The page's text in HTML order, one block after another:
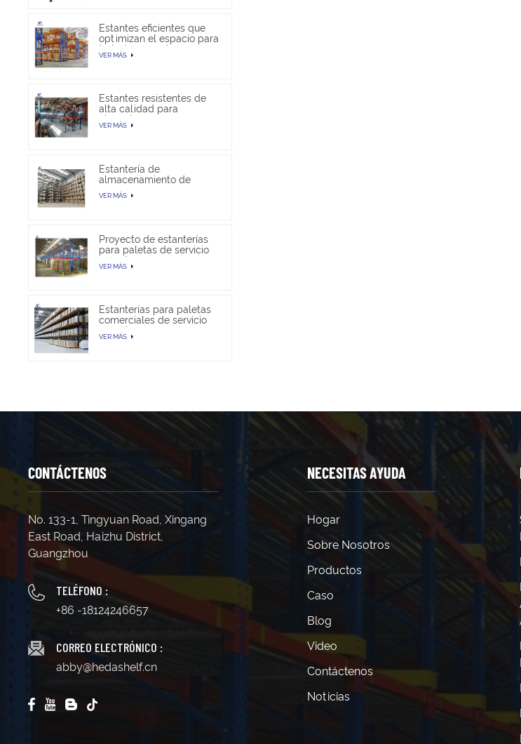
Estantes eficientes que
optimizan el espacio para
trabajos pesados en
almacenes
VER MÁS
Estantes resistentes de
alta calidad para
almacén
VER MÁS
Estantería de
almacenamiento de
paletas selectivas en
venta
VER MÁS
Proyecto de estanterías
para paletas de servicio
pesado
VER MÁS
Estanterías para paletas
comerciales de servicio
pesado
VER MÁS
CONTÁCTENOS
No. 133-1, Tingyuan Road, Xingang
East Road, Haizhu District,
Guangzhou
TELÉFONO :
+86 -18124246657
CORREO ELECTRÓNICO :
abby@hedashelf.cn
NECESITAS AYUDA
Hogar
Sobre Nosotros
Productos
Caso
Blog
Video
Contáctenos
Noticias